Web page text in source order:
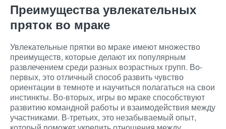
Преимущества увлекательных
пряток во мраке
Увлекательные прятки во мраке имеют множество
преимуществ, которые делают их популярным
развлечением среди разных возрастных групп. Во-
первых, это отличный способ развить чувство
ориентации в темноте и научиться полагаться на свои
инстинкты. Во-вторых, игры во мраке способствуют
развитию командной работы и взаимодействия между
участниками. В-третьих, это незабываемый опыт,